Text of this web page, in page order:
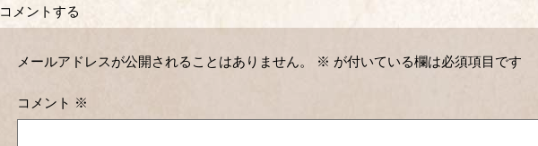
コメントする
メールアドレスが公開されることはありません。 ※ が付いている欄は必須項目です
コメント ※